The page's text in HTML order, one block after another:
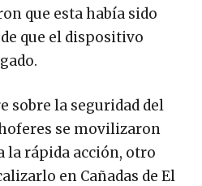
que esta había sido
que el dispositivo
sobre la seguridad del
se movilizaron
la rápida acción, otro
en Cañadas de El